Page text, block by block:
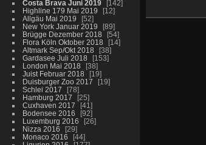
Costa Brava Juni 2019
142
Highline 179 Mai 2019
12
Allgäu Mai 2019
52
New York Januar 2019
89
Brügge Dezember 2018
54
Flora Köln Oktober 2018
14
Altmark Sep/Okt 2018
38
Gardasee Juli 2018
153
London Mai 2018
38
Juist Februar 2018
19
Duisburger Zoo 2017
19
Schlei 2017
78
Hamburg 2017
25
Cuxhaven 2017
41
Bodensee 2016
92
Luxemburg 2016
26
Nizza 2016
29
Monaco 2016
44